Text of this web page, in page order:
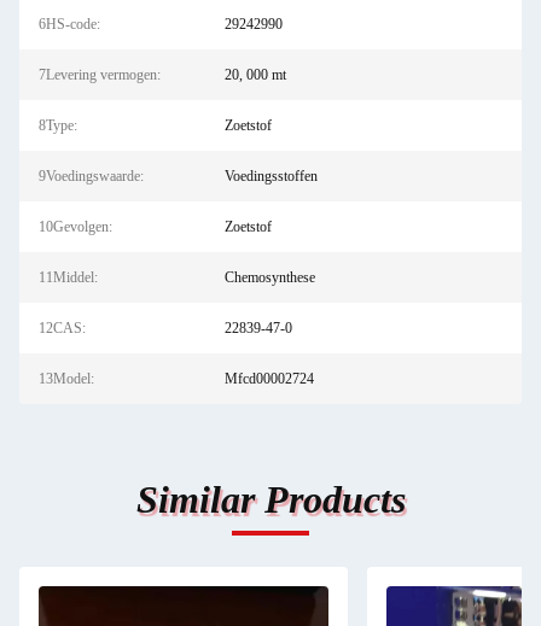
6HS-code: 29242990
7Levering vermogen: 20, 000 mt
8Type: Zoetstof
9Voedingswaarde: Voedingsstoffen
10Gevolgen: Zoetstof
11Middel: Chemosynthese
12CAS: 22839-47-0
13Model: Mfcd00002724
Similar Products